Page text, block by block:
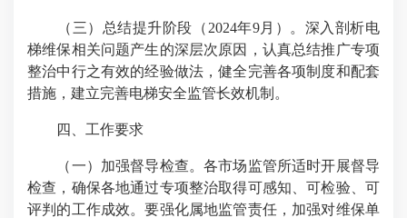
（三）总结提升阶段（2024年9月）。深入剖析电
梯维保相关问题产生的深层次原因，认真总结推广专项
整治中行之有效的经验做法，健全完善各项制度和配套
措施，建立完善电梯安全监管长效机制。
四、工作要求
（一）加强督导检查。各市场监管所适时开展督导
检查，确保各地通过专项整治取得可感知、可检验、可
评判的工作成效。要强化属地监管责任，加强对维保单